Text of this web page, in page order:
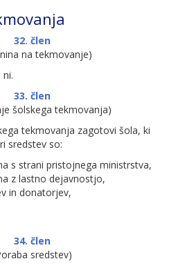
32. člen
na tekmovanje)
33. člen
šolskega tekmovanja)
tekmovanja zagotovi šola, ki
sredstev so:
s strani pristojnega ministrstva,
z lastno dejavnostjo,
in donatorjev,
34. člen
sredstev)